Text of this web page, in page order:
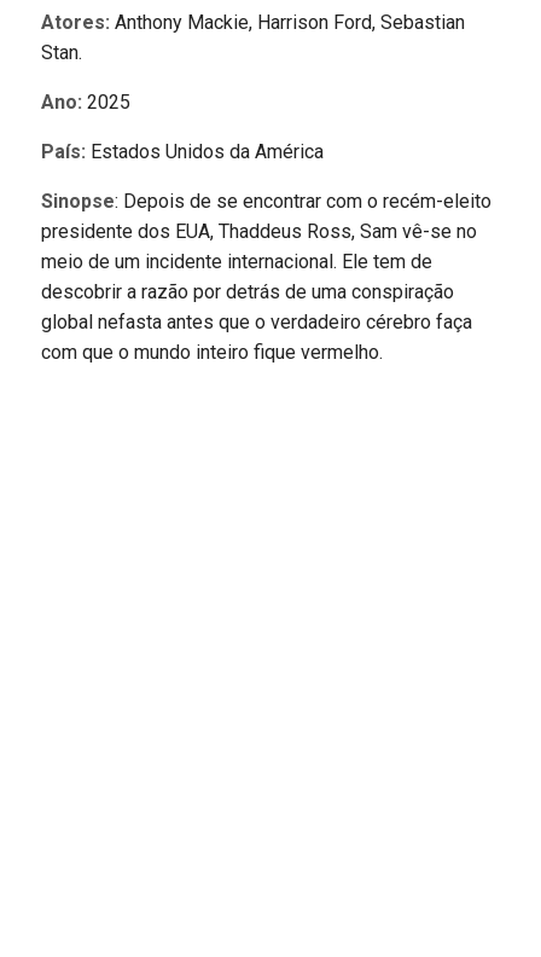
Atores: Anthony Mackie, Harrison Ford, Sebastian
Stan.
Ano: 2025
País: Estados Unidos da América
Sinopse: Depois de se encontrar com o recém-eleito
presidente dos EUA, Thaddeus Ross, Sam vê-se no
meio de um incidente internacional. Ele tem de
descobrir a razão por detrás de uma conspiração
global nefasta antes que o verdadeiro cérebro faça
com que o mundo inteiro fique vermelho.